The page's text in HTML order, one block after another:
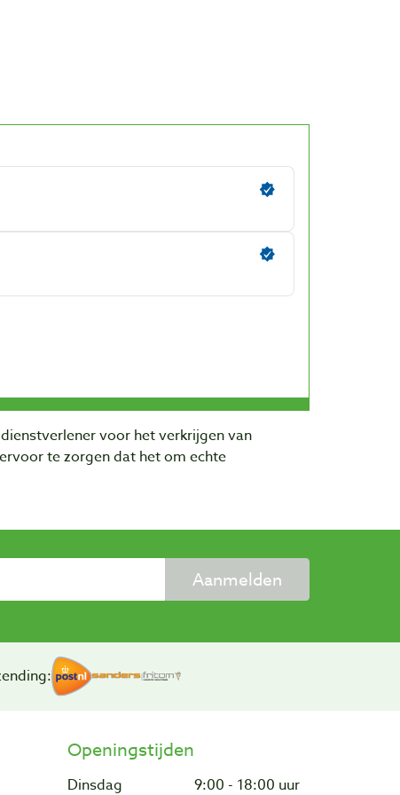
voor het verkrijgen van
te zorgen dat het om echte
Aanmelden
Openingstijden
Dinsdag 9:00 - 18:00 uur